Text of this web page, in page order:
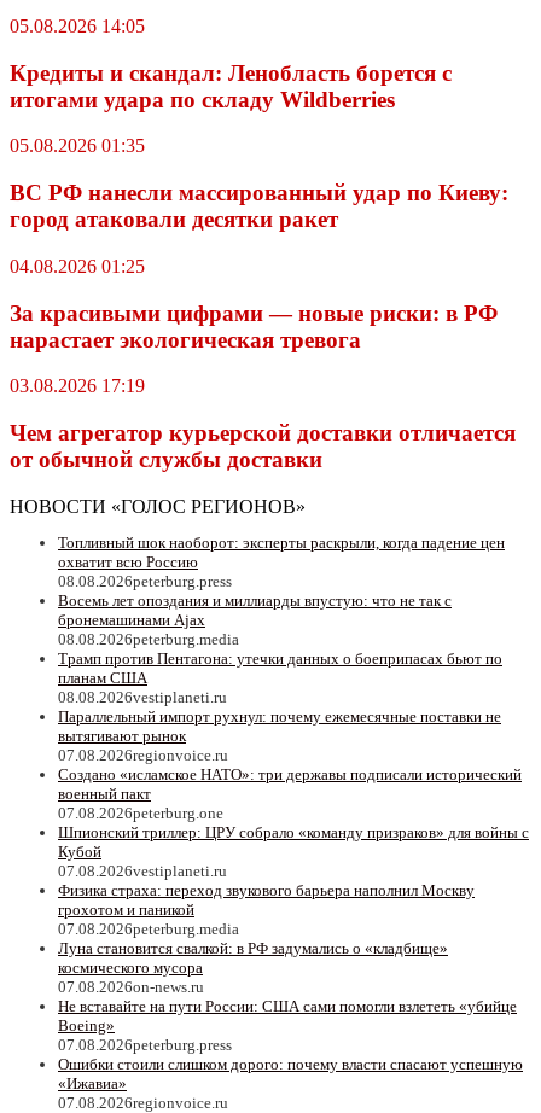
05.08.2026 14:05
Кредиты и скандал: Ленобласть борется с
итогами удара по складу Wildberries
05.08.2026 01:35
ВС РФ нанесли массированный удар по Киеву:
город атаковали десятки ракет
04.08.2026 01:25
За красивыми цифрами — новые риски: в РФ
нарастает экологическая тревога
03.08.2026 17:19
Чем агрегатор курьерской доставки отличается
от обычной службы доставки
НОВОСТИ «ГОЛОС РЕГИОНОВ»
Топливный шок наоборот: эксперты раскрыли, когда падение цен
охватит всю Россию
08.08.2026peterburg.press
Восемь лет опоздания и миллиарды впустую: что не так с
бронемашинами Ajax
08.08.2026peterburg.media
Трамп против Пентагона: утечки данных о боеприпасах бьют по
планам США
08.08.2026vestiplaneti.ru
Параллельный импорт рухнул: почему ежемесячные поставки не
вытягивают рынок
07.08.2026regionvoice.ru
Создано «исламское НАТО»: три державы подписали исторический
военный пакт
07.08.2026peterburg.one
Шпионский триллер: ЦРУ собрало «команду призраков» для войны с
Кубой
07.08.2026vestiplaneti.ru
Физика страха: переход звукового барьера наполнил Москву
грохотом и паникой
07.08.2026peterburg.media
Луна становится свалкой: в РФ задумались о «кладбище»
космического мусора
07.08.2026on-news.ru
Не вставайте на пути России: США сами помогли взлететь «убийце
Boeing»
07.08.2026peterburg.press
Ошибки стоили слишком дорого: почему власти спасают успешную
«Ижавиа»
07.08.2026regionvoice.ru